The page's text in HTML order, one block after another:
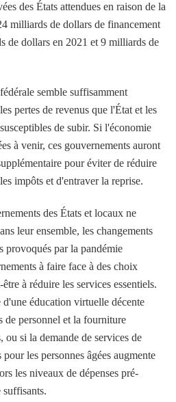
des États attendues en raison de la
milliards de dollars de financement
de dollars en 2021 et 9 milliards de
semble suffisamment
pertes de revenus que l'État et les
de subir. Si l'économie
à venir, ces gouvernements auront
pour éviter de réduire
impôts et d'entraver la reprise.
des États et locaux ne
leur ensemble, les changements
provoqués par la pandémie
à faire face à des choix
à réduire les services essentiels.
éducation virtuelle décente
de personnel et la fourniture
ou si la demande de services de
les personnes âgées augmente
les niveaux de dépenses pré-